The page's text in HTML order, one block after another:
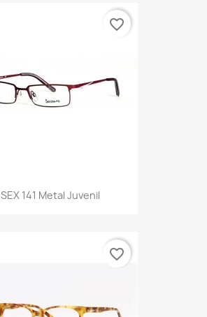
SEX 141 Metal Juvenil
favorite_border
favorite_border